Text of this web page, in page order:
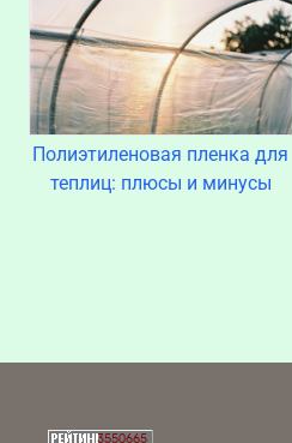
Полиэтиленовая пленка для
теплиц: плюсы и минусы